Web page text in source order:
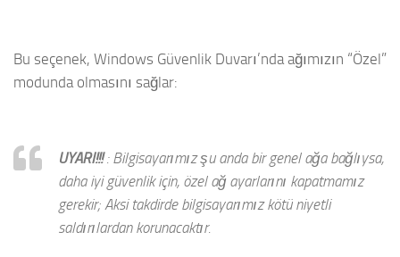
Bu seçenek, Windows Güvenlik Duvarı’nda ağımızın “Özel”
modunda olmasını sağlar:
UYARI!!!: Bilgisayarımız şu anda bir genel ağa bağlıysa,
daha iyi güvenlik için, özel ağ ayarlarını kapatmamız
gerekir; Aksi takdirde bilgisayarımız kötü niyetli
saldırılardan korunacaktır.